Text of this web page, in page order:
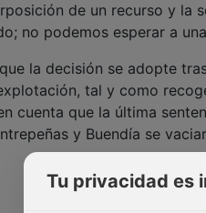
de un recurso y la
no podemos esperar a
la decisión se adopte
tal y como
cuenta que la última
y Buendía se
Tu privacidad es